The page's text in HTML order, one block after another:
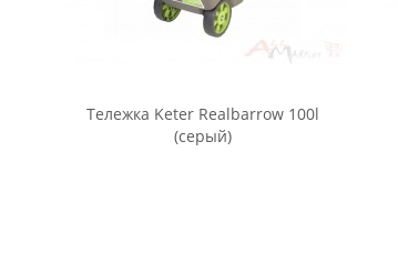
Тележка Keter Realbarrow 100l
(серый)